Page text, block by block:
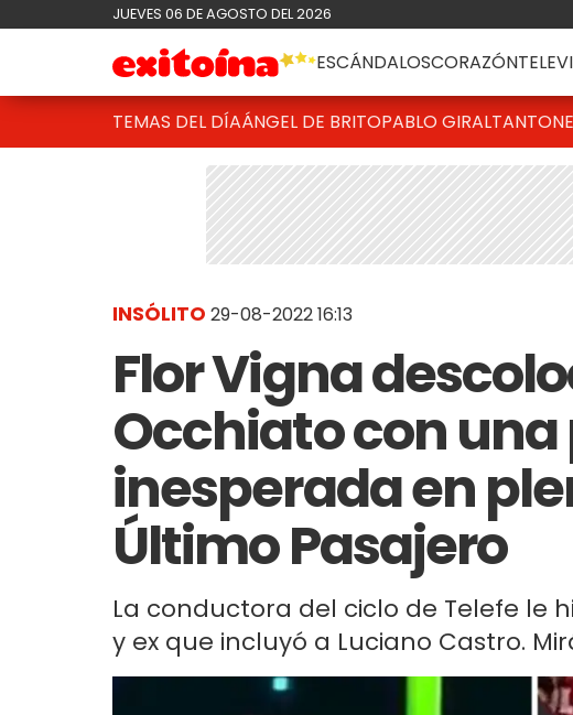
JUEVES 06 DE AGOSTO DEL 2026
ESCÁNDALOSCORAZÓN
TEMAS DEL DÍAÁNGEL DE BRITOPABLO GIRALT
INSÓLITO 29-08-2022 16:13
Flor Vigna
Occhiato con
inesperada en
Último Pasajero
La conductora del ciclo de Telefe le
y ex que incluyó a Luciano Castro.